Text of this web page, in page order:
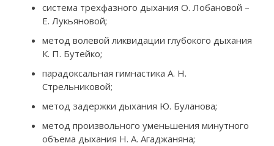
система трехфазного дыхания О. Лобановой –
Е. Лукьяновой;
метод волевой ликвидации глубокого дыхания
К. П. Бутейко;
парадоксальная гимнастика А. Н.
Стрельниковой;
метод задержки дыхания Ю. Буланова;
метод произвольного уменьшения минутного
объема дыхания Н. А. Агаджаняна;